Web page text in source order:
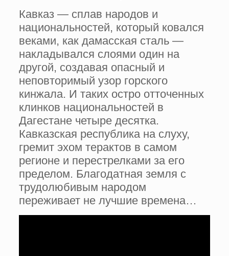
Кавказ — сплав народов и
национальностей, который ковался
веками, как дамасская сталь —
накладывался слоями один на
другой, создавая опасный и
неповторимый узор горского
кинжала. И таких остро отточенных
клинков национальностей в
Дагестане четыре десятка.
Кавказская республика на слуху,
гремит эхом терактов в самом
регионе и перестрелками за его
пределом. Благодатная земля с
трудолюбивым народом
переживает не лучшие времена…